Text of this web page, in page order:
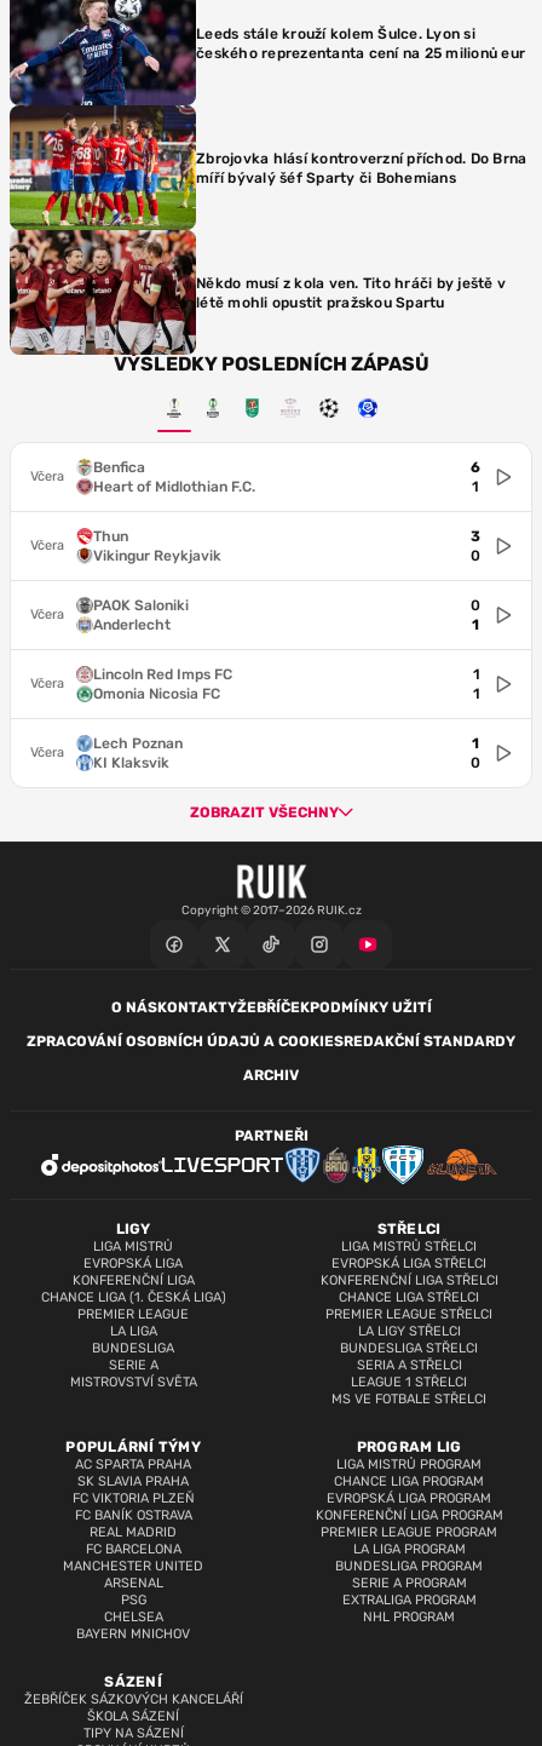
Leeds stále krouží kolem Šulce. Lyon si
českého reprezentanta cení na 25 milionů eur
Zbrojovka hlásí kontroverzní příchod. Do Brna
míří bývalý šéf Sparty či Bohemians
Někdo musí z kola ven. Tito hráči by ještě v
létě mohli opustit pražskou Spartu
VÝSLEDKY POSLEDNÍCH ZÁPASŮ
Včera
Benfica
Heart of Midlothian F.C.
6
1
Včera
Thun
Vikingur Reykjavik
3
0
Včera
PAOK Saloniki
Anderlecht
0
1
Včera
Lincoln Red Imps FC
Omonia Nicosia FC
1
1
Včera
Lech Poznan
KI Klaksvik
1
0
ZOBRAZIT VŠECHNY
Copyright © 2017–2026 RUIK.cz
O NÁSKONTAKTYŽEBŘÍČEKPODMÍNKY UŽITÍ
ZPRACOVÁNÍ OSOBNÍCH ÚDAJŮ A COOKIESREDAKČNÍ STANDARDY
ARCHIV
LIGY
LIGA MISTRŮ
EVROPSKÁ LIGA
KONFERENČNÍ LIGA
CHANCE LIGA (1. ČESKÁ LIGA)
PREMIER LEAGUE
LA LIGA
BUNDESLIGA
SERIE A
MISTROVSTVÍ SVĚTA
STŘELCI
LIGA MISTRŮ STŘELCI
EVROPSKÁ LIGA STŘELCI
KONFERENČNÍ LIGA STŘELCI
CHANCE LIGA STŘELCI
PREMIER LEAGUE STŘELCI
LA LIGY STŘELCI
BUNDESLIGA STŘELCI
SERIA A STŘELCI
LEAGUE 1 STŘELCI
MS VE FOTBALE STŘELCI
POPULÁRNÍ TÝMY
AC SPARTA PRAHA
SK SLAVIA PRAHA
FC VIKTORIA PLZEŇ
FC BANÍK OSTRAVA
REAL MADRID
FC BARCELONA
MANCHESTER UNITED
ARSENAL
PSG
CHELSEA
BAYERN MNICHOV
PROGRAM LIG
LIGA MISTRŮ PROGRAM
CHANCE LIGA PROGRAM
EVROPSKÁ LIGA PROGRAM
KONFERENČNÍ LIGA PROGRAM
PREMIER LEAGUE PROGRAM
LA LIGA PROGRAM
BUNDESLIGA PROGRAM
SERIE A PROGRAM
EXTRALIGA PROGRAM
NHL PROGRAM
SÁZENÍ
ŽEBŘÍČEK SÁZKOVÝCH KANCELÁŘÍ
ŠKOLA SÁZENÍ
TIPY NA SÁZENÍ
PARTNEŘI